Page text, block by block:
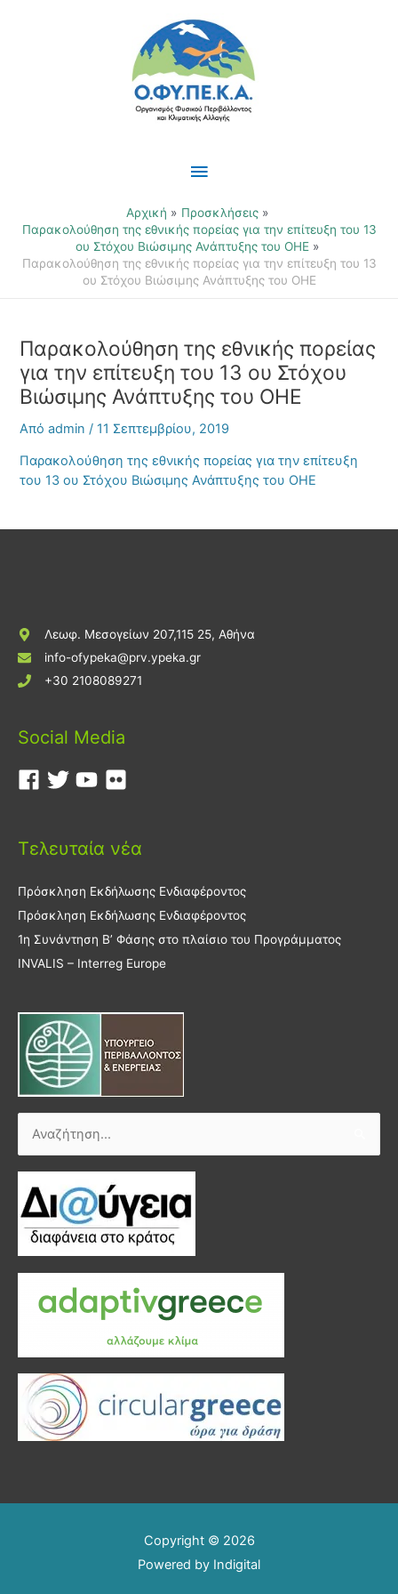
Κύριο
Μενού
Αρχική
Προσκλήσεις
Παρακολούθηση της εθνικής πορείας για την επίτευξη του 13
ου Στόχου Βιώσιμης Ανάπτυξης του ΟΗΕ
Παρακολούθηση της εθνικής πορείας για την επίτευξη του 13
ου Στόχου Βιώσιμης Ανάπτυξης του ΟΗΕ
Παρακολούθηση της εθνικής πορείας
για την επίτευξη του 13 ου Στόχου
Βιώσιμης Ανάπτυξης του ΟΗΕ
Απόadmin/11 Σεπτεμβρίου, 2019
Παρακολούθηση της εθνικής πορείας για την επίτευξη
του 13 ου Στόχου Βιώσιμης Ανάπτυξης του ΟΗΕ
Λεωφ. Μεσογείων 207,115 25, Αθήνα
info-ofypeka@prv.ypeka.gr
+30 2108089271
Social Media
Τελευταία νέα
Πρόσκληση Εκδήλωσης Ενδιαφέροντος
Πρόσκληση Εκδήλωσης Ενδιαφέροντος
1η Συνάντηση Β’ Φάσης στο πλαίσιο του Προγράμματος
INVALIS – Interreg Europe
Αναζήτηση
Copyright © 2026
Powered by Indigital